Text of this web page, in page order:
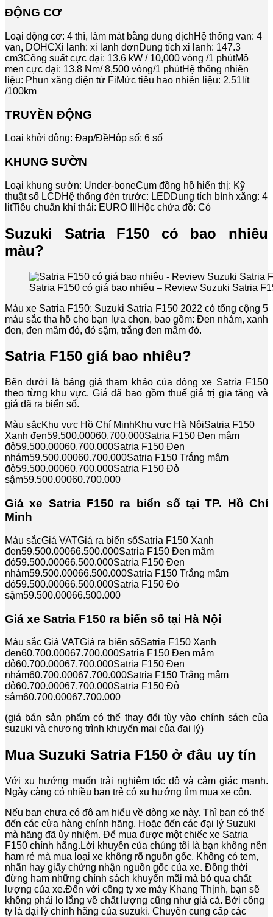
ĐỘNG CƠ
Loại động cơ: 4 thì, làm mát bằng dung dịchHệ thống van: 4
van, DOHCXi lanh: xi lanh đơnDung tích xi lanh: 147.3
cm3Công suất cực đại: 13.6 kW / 10,000 vòng /1 phútMô
men cực đại: 13.8 Nm/ 8,500 vòng/1 phútHệ thống nhiên
liệu: Phun xăng điện tử FiMức tiêu hao nhiên liệu: 2.51lít
/100km
TRUYỀN ĐỘNG
Loại khởi động: Đạp/ĐềHộp số: 6 số
KHUNG SƯỜN
Loại khung sườn: Under-boneCụm đồng hồ hiển thị: Kỹ
thuật số LCDHệ thống đèn trước: LEDDung tích bình xăng: 4
litTiêu chuẩn khí thải: EURO IIIHộc chứa đồ: Có
Suzuki Satria F150 có bao nhiêu
màu?
Satria F150 có giá bao nhiêu – Review Suzuki Satria
Màu xe Satria F150: Suzuki Satria F150 2022 có tổng cộng 5
màu sắc tha hồ cho bạn lựa chọn, bao gồm: Đen nhám, xanh
đen, đen mâm đỏ, đỏ sậm, trắng đen mâm đỏ.
Satria F150 giá bao nhiêu?
Bên dưới là bảng giá tham khảo của dòng xe Satria F150
theo từng khu vực. Giá đã bao gồm thuế giá trị gia tăng và
giá đã ra biển số.
Màu sắcKhu vực Hồ Chí MinhKhu vực Hà NộiSatria F150
Xanh đen59.500.00060.700.000Satria F150 Đen mâm
đỏ59.500.00060.700.000Satria F150 Đen
nhám59.500.00060.700.000Satria F150 Trắng mâm
đỏ59.500.00060.700.000Satria F150 Đỏ
sậm59.500.00060.700.000
Giá xe Satria F150 ra biển số tại TP. Hồ Chí
Minh
Màu sắcGiá VATGiá ra biển sốSatria F150 Xanh
đen59.500.00066.500.000Satria F150 Đen mâm
đỏ59.500.00066.500.000Satria F150 Đen
nhám59.500.00066.500.000Satria F150 Trắng mâm
đỏ59.500.00066.500.000Satria F150 Đỏ
sậm59.500.00066.500.000
Giá xe Satria F150 ra biển số tại Hà Nội
Màu sắc Giá VATGiá ra biển sốSatria F150 Xanh
đen60.700.00067.700.000Satria F150 Đen mâm
đỏ60.700.00067.700.000Satria F150 Đen
nhám60.700.00067.700.000Satria F150 Trắng mâm
đỏ60.700.00067.700.000Satria F150 Đỏ
sậm60.700.00067.700.000
(giá bán sản phẩm có thể thay đổi tùy vào chính sách của
suzuki và chương trình khuyến mại của đại lý)
Mua Suzuki Satria F150 ở đâu uy tín
Với xu hướng muốn trải nghiệm tốc độ và cảm giác mạnh.
Ngày càng có nhiều bạn trẻ có xu hướng tìm mua xe côn.
Nếu bạn chưa có độ am hiểu về dòng xe này. Thì bạn có thể
đến các cửa hàng chính hãng. Hoặc đến các đại lý Suzuki
mà hãng đã ủy nhiệm. Để mua được một chiếc xe Satria
F150 chính hãng.Lời khuyên của chúng tôi là bạn không nên
ham rẻ mà mua loại xe không rõ nguồn gốc. Không có tem,
nhãn hay giấy chứng nhận nguồn gốc của xe. Đồng thời
đừng ham những chính sách khuyến mãi mà bỏ qua chất
lượng của xe.Đến với công ty xe máy Khang Thịnh, bạn sẽ
không phải lo lắng về chất lượng cũng như giá cả. Bởi công
ty là đại lý chính hãng của suzuki. Chuyên cung cấp các